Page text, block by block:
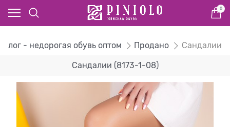
0
- недорогая обувь оптом Продано Сандалии
Сандалии (8173-1-08)